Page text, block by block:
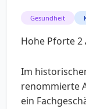
Gesundheit
Hohe Pforte 2
Im
renommierte
ein